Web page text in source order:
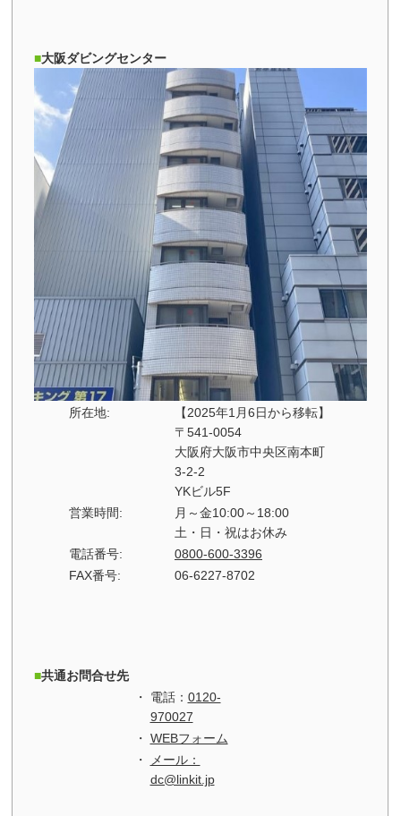
大阪ダビングセンター
所在地:
【2025年1月6日から移転】
〒541-0054
大阪府大阪市中央区南本町
3-2-2
YKビル5F
営業時間:
月～金10:00～18:00
土・日・祝はお休み
電話番号:
0800-600-3396
FAX番号:
06-6227-8702
共通お問合せ先
電話： 0120-
970027
WEBフォーム
メール：
dc@linkit.jp